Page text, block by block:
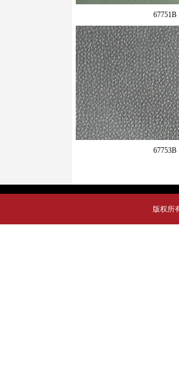
67751B
67753B
版权所